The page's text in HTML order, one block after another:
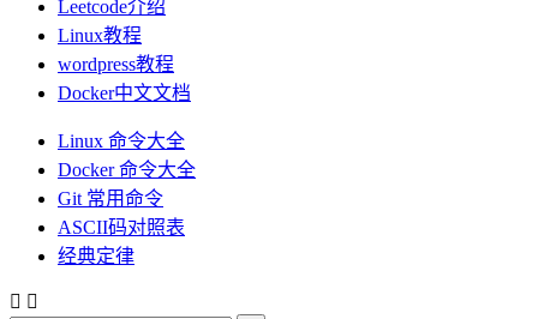
Leetcode介绍
Linux教程
wordpress教程
Docker中文文档
Linux 命令大全
Docker 命令大全
Git 常用命令
ASCII码对照表
经典定律
 